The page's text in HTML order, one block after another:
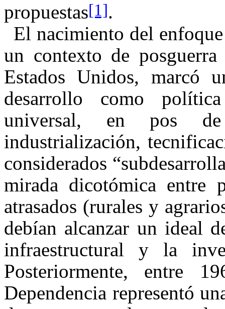
propuestas[1].
El nacimiento del
un contexto de
Estados Unidos, marcó
desarrollo como
universal, en pos
industrialización,
considerados
mirada dicotómica entre
atrasados (rurales y
debían alcanzar un ideal
infraestructural y la
Posteriormente, entre
Dependencia representó